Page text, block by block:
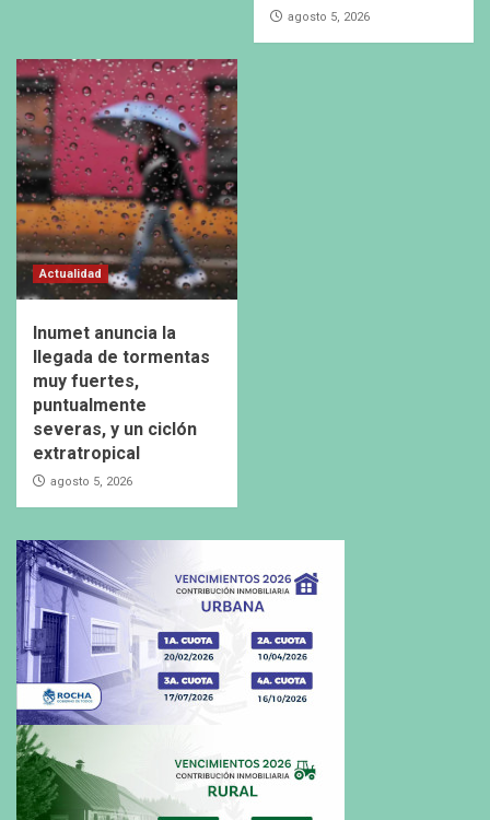
agosto 5, 2026
Actualidad
Inumet anuncia la
llegada de tormentas
muy fuertes,
puntualmente
severas, y un ciclón
extratropical
agosto 5, 2026